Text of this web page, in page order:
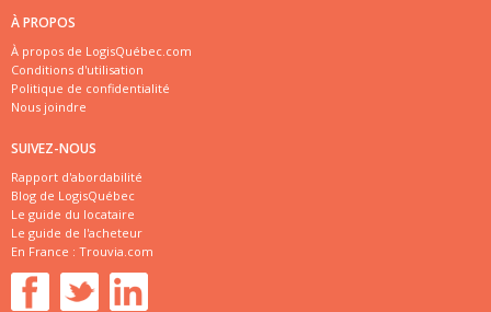
À PROPOS
À propos de LogisQuébec.com
Conditions d'utilisation
Politique de confidentialité
Nous joindre
SUIVEZ-NOUS
Rapport d'abordabilité
Blog de LogisQuébec
Le guide du locataire
Le guide de l'acheteur
En France : Trouvia.com